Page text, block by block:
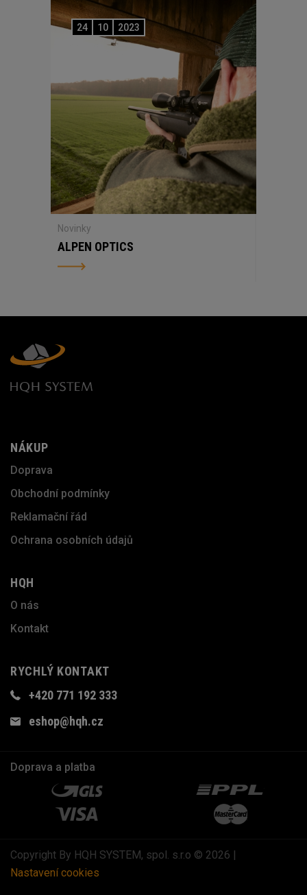
24 10 2023
Novinky
ALPEN OPTICS
NÁKUP
Doprava
Obchodní podmínky
Reklamační řád
Ochrana osobních údajů
HQH
O nás
Kontakt
RYCHLÝ KONTAKT
+420 771 192 333
eshop@hqh.cz
Doprava a platba
Copyright By HQH SYSTEM, spol. s.r.o © 2026 |
Nastavení cookies